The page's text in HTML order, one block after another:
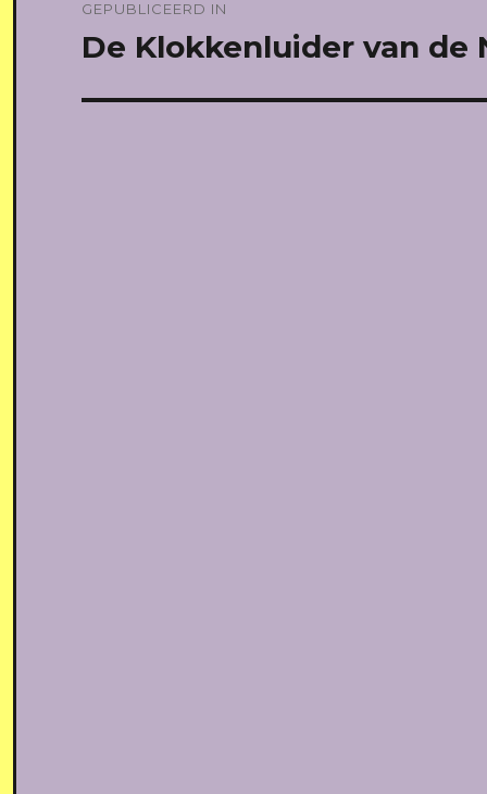
navigatie
GEPUBLICEERD IN
De Klokkenluider van de